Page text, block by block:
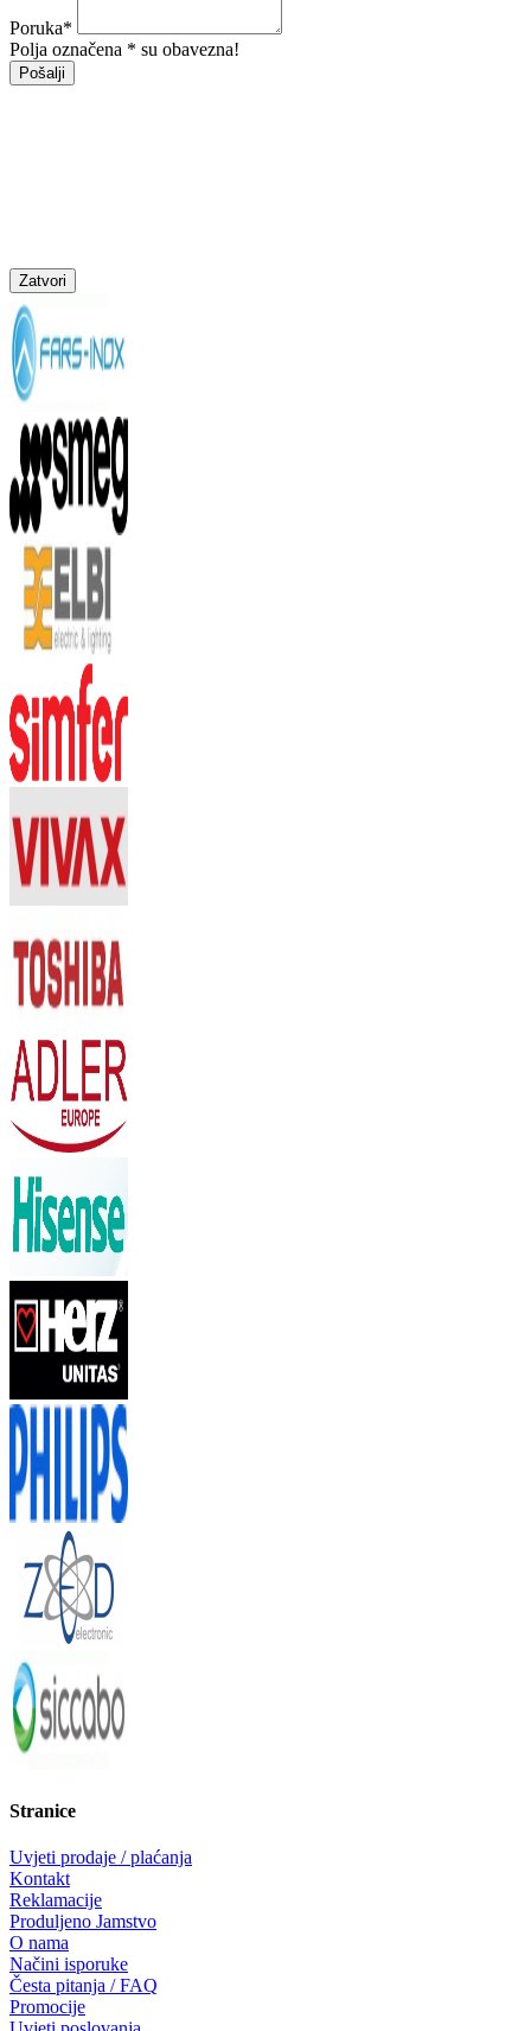
Poruka*
Polja označena * su obavezna!
Pošalji
Zatvori
Stranice
Uvjeti prodaje / plaćanja
Kontakt
Reklamacije
Produljeno Jamstvo
O nama
Načini isporuke
Česta pitanja / FAQ
Promocije